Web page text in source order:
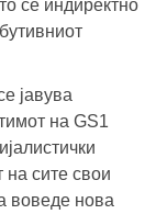
се индиректно
јавува
на GS1
на сите свои
воведе нова